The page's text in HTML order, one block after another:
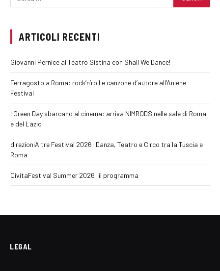
ARTICOLI RECENTI
Giovanni Pernice al Teatro Sistina con Shall We Dance!
Ferragosto a Roma: rock’n’roll e canzone d’autore all’Aniene
Festival
I Green Day sbarcano al cinema: arriva NIMRODS nelle sale di Roma
e del Lazio
direzioniAltre Festival 2026: Danza, Teatro e Circo tra la Tuscia e
Roma
CivitaFestival Summer 2026: il programma
LEGAL